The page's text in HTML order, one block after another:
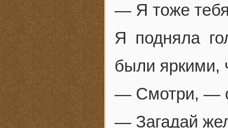
— Я тоже
Я подняла
были яркими,
— Смотри, —
— Загадай